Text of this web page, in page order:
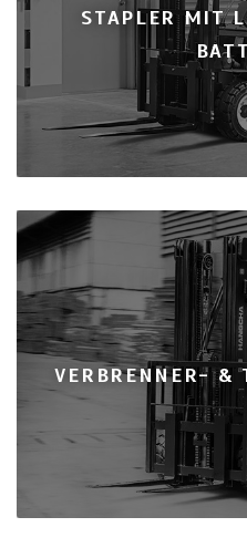
STAPLER MIT
VERBRENNER- &